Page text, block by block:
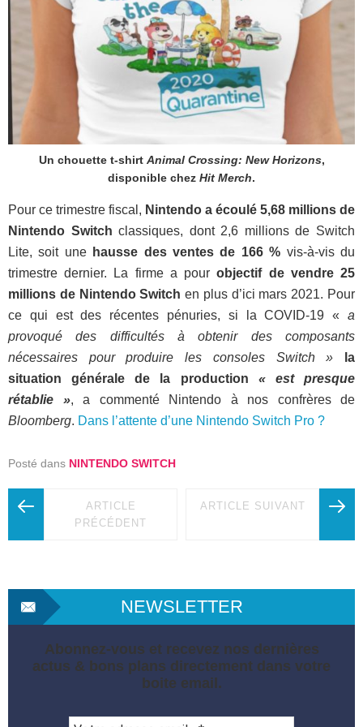
Un chouette t-shirt Animal Crossing: New Horizons,
disponible chez Hit Merch.
Pour ce trimestre fiscal, Nintendo a écoulé 5,68 millions de
Nintendo Switchclassiques, dont 2,6 millions de Switch
Lite, soit une hausse des ventes de 166 % vis-à-vis du
trimestre dernier. La firme a pourobjectif de vendre 25
millions de Nintendo Switch en plus d’ici mars 2021. Pour
ce qui est des récentes pénuries, si la COVID-19 « a
provoqué des difficultés à obtenir des composants
nécessaires pour produire les consoles Switch »
la
situation générale de la production « est presque
rétablie », a commenté Nintendo à nos confrères de
Bloomberg. Dans l’attente d’une Nintendo Switch Pro ?
Posté dans NINTENDO SWITCH
ARTICLE
PRÉCÉDENT
ARTICLE SUIVANT
NEWSLETTER
Abonnez-vous et recevez nos dernières
actus & bons plans directement dans votre
boite email.